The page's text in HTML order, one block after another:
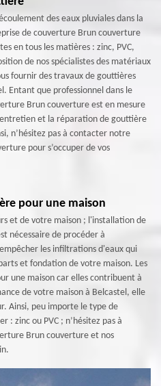
des eaux pluviales dans la
de couverture Brun couverture
en tous les matières : zinc, PVC,
de nos spécialistes des matériaux
fournir des travaux de gouttières
Entant que professionnel dans le
Brun couverture est en mesure
et la réparation de gouttière
n’hésitez pas à contacter notre
pour s’occuper de vos
pour une maison
et de votre maison ; l'installation de
nécessaire de procéder à
les infiltrations d'eaux qui
et fondation de votre maison. Les
une maison car elles contribuent à
de votre maison à Belcastel, elle
Ainsi, peu importe le type de
: zinc ou PVC ; n’hésitez pas à
Brun couverture et nos